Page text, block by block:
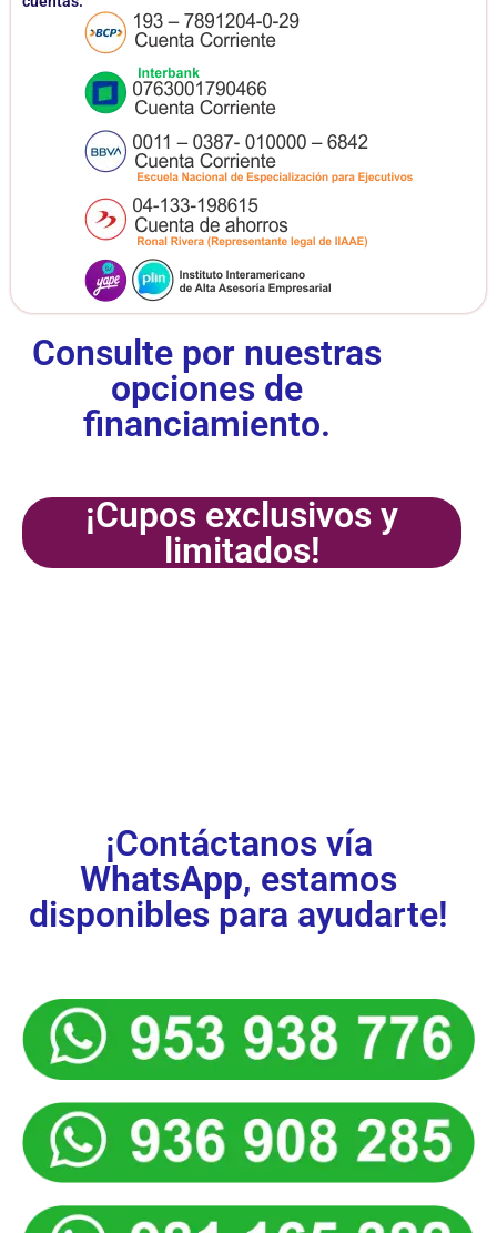
Consulte por nuestras
opciones de
financiamiento.
¡Cupos exclusivos y
limitados!
¡Contáctanos vía
WhatsApp, estamos
disponibles para ayudarte!